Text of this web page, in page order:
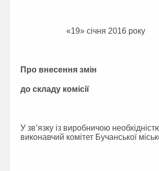
«19»
Про внесення змін
до складу комісії
У зв’язку із виробничою
виконавчий комітет Бучанської